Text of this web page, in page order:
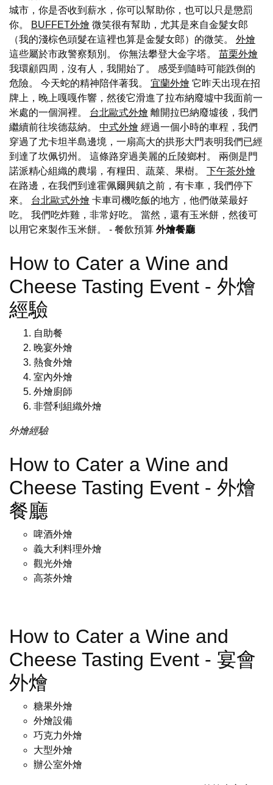
城市，你是否收到薪水，你可以幫助你，也可以只是懲罰
你。
BUFFET外燴 微笑很有幫助，尤其是來自金髮女郎
（我的淺棕色頭髮在這裡也算是金髮女郎）的微笑。 外燴
這些屬於市政警察類別。 你無法攀登大金字塔。 苗栗外燴
我環顧四周，沒有人，我開始了。 感受到隨時可能跌倒的
危險。 今天蛇的精神陪伴著我。 宜蘭外燴 它昨天出現在招
牌上，晚上嘎嘎作響，然後它滑進了拉布納廢墟中我面前一
米處的一個洞裡。 台北歐式外燴 離開拉巴納廢墟後，我們
繼續前往埃德茲納。 中式外燴 經過一個小時的車程，我們
穿過了尤卡坦半島邊境，一扇高大的拱形大門表明我們已經
到達了坎佩切州。 這條路穿過美麗的丘陵鄉村。 兩側是門
諾派精心組織的農場，有糧田、蔬菜、果樹。 下午茶外燴
在路邊，在我們到達霍佩爾興鎮之前，有卡車，我們停下
來。 台北歐式外燴 卡車司機吃飯的地方，他們做菜最好
吃。 我們吃炸雞，非常好吃。 當然，還有玉米餅，然後可
以用它來製作玉米餅。 - 餐飲預算 外燴餐廳
How to Cater a Wine and
Cheese Tasting Event - 外燴
經驗
自助餐
晚宴外燴
熱食外燴
室內外燴
外燴廚師
非營利組織外燴
外燴經驗
How to Cater a Wine and
Cheese Tasting Event - 外燴
餐廳
啤酒外燴
義大利料理外燴
觀光外燴
高茶外燴
How to Cater a Wine and
Cheese Tasting Event - 宴會
外燴
糖果外燴
外燴設備
巧克力外燴
大型外燴
辦公室外燴